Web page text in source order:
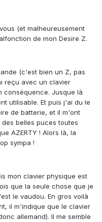
(et malheureusement
de mon Desire Z.
(c'est bien un Z, pas
reçu avec un clavier
conséquence. Jusque là
utilisable. Et puis j'ai du le
de batterie, et il m'ont
belles puces toutes
AZERTY ! Alors là, la
sympa !
mon clavier physique est
que la seule chose que je
le vaudou. En gros voilà
il m'indique que le clavier
allemand). Il me semble